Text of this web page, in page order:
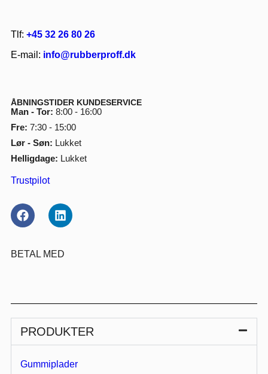
Tlf: +45 32 26 80 26
E-mail: info@rubberproff.dk
ÅBNINGSTIDER KUNDESERVICE
Man - Tor: 8:00 - 16:00
Fre: 7:30 - 15:00
Lør - Søn: Lukket
Helligdage: Lukket
Trustpilot
BETAL MED
PRODUKTER
Gummiplader